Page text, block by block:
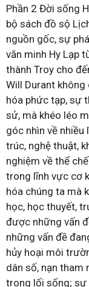
Phần 2 Đời sống
bộ sách đồ sộ
nguồn gốc, sự
văn minh Hy Lạp
thành Troy cho
Will Durant không
hóa phức tạp, sự
sử, mà khéo léo
góc nhìn về nhiều
trúc, nghệ thuật,
nghiệm về thể
trong lĩnh vực cơ
hóa chúng ta mà
học, học thuyết,
được những vấn
những vấn đề
hủy hoại môi
dân số, nạn tham
trong lối sống; sự